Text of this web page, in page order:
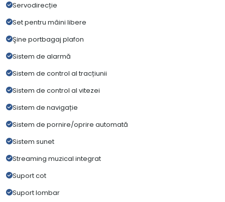
Servodirecție
Set pentru mâini libere
Şine portbagaj plafon
Sistem de alarmă
Sistem de control al tracțiunii
Sistem de control al vitezei
Sistem de navigație
Sistem de pornire/oprire automată
Sistem sunet
Streaming muzical integrat
Suport cot
Suport lombar